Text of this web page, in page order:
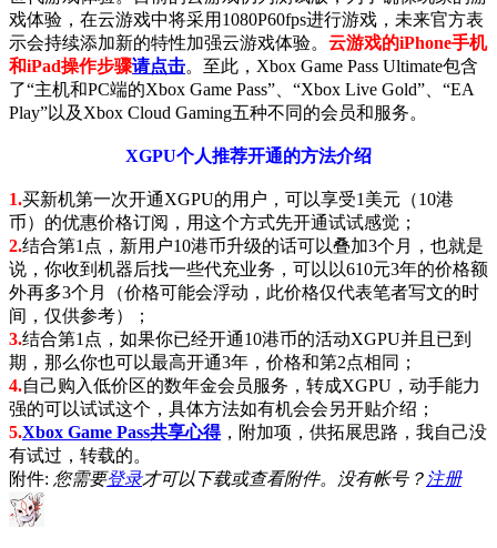
戏体验，在云游戏中将采用1080P60fps进行游戏，未来官方表
示会持续添加新的特性加强云游戏体验。 云游戏的iPhone手机
和iPad操作步骤请点击。至此，Xbox Game Pass Ultimate包含
了“主机和PC端的Xbox Game Pass”、“Xbox Live Gold”、“EA
Play”以及Xbox Cloud Gaming五种不同的会员和服务。
XGPU个人推荐开通的方法介绍
1.买新机第一次开通XGPU的用户，可以享受1美元（10港
币）的优惠价格订阅，用这个方式先开通试试感觉；
2.结合第1点，新用户10港币升级的话可以叠加3个月，也就是
说，你收到机器后找一些代充业务，可以以610元3年的价格额
外再多3个月（价格可能会浮动，此价格仅代表笔者写文的时
间，仅供参考）；
3.结合第1点，如果你已经开通10港币的活动XGPU并且已到
期，那么你也可以最高开通3年，价格和第2点相同；
4.自己购入低价区的数年金会员服务，转成XGPU，动手能力
强的可以试试这个，具体方法如有机会会另开贴介绍；
5.Xbox Game Pass共享心得，附加项，供拓展思路，我自己没
有试过，转载的。
附件: 您需要登录才可以下载或查看附件。没有帐号？ 注册